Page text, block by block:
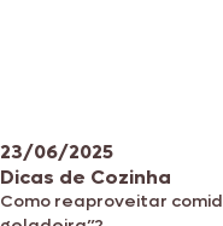
23/06/2025
Dicas de Cozinha
Como reaproveitar